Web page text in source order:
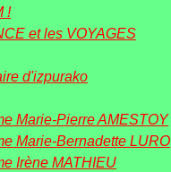
!
et les VOYAGES
d'izpurako
Marie-Pierre AMESTOY
Marie-Bernadette LURO
Irène MATHIEU